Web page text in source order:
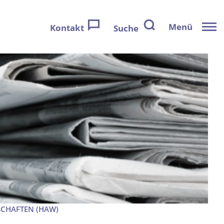
Kontakt Suche Menü
(HAW)